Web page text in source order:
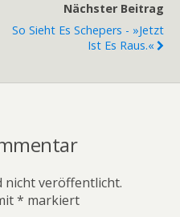
Nächster Beitrag
So Sieht Es Schepers - »Jetzt
Ist Es Raus.«
nicht veröffentlicht.
* markiert